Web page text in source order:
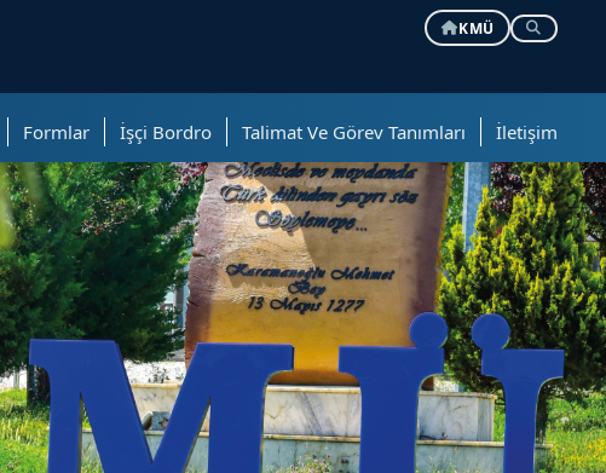
KMÜ
Formlar İşçi Bordro Talimat Ve Görev Tanımları İletişim